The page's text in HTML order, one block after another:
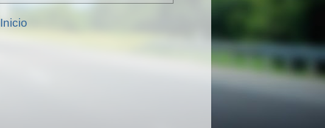
Inicio